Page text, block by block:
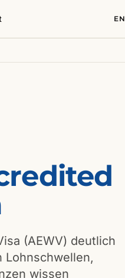
EN
(AEWV) deutlich
Lohnschwellen,
wissen